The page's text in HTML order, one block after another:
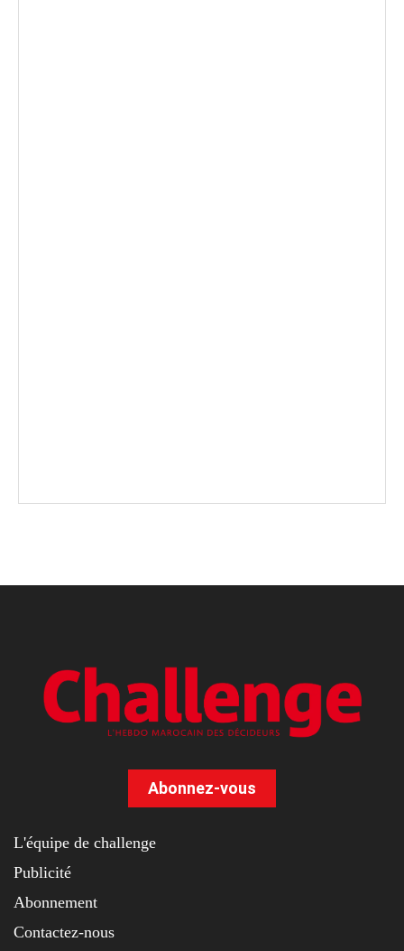
Abonnez-vous
L'équipe de challenge
Publicité
Abonnement
Contactez-nous